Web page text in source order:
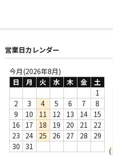
Webのみ no.3
売り切れ
Help
送料
商品の発送
営業日カレンダー
今月(2026年8月)
日
月 火 水 木 金
土
1
2
3 4 5 6 7
8
9
10 11 12 13 14
15
16
17 18 19 20 21
22
23
24 25 26 27 28
29
30
31
(